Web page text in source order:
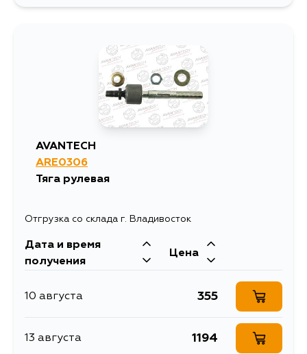
AVANTECH
ARE0306
Тяга рулевая
Отгрузка со склада г. Владивосток
Дата и время
получения
Цена
10 августа 355
13 августа 1194